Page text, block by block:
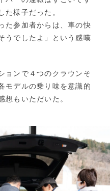
た様子だった。
た参加者からは、車の快
うでしたよ」という感嘆
ョンで４つのクラウンそ
モデルの乗り味を意識的
想もいただいた。